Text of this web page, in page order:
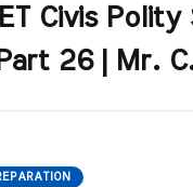
Civis
26 | Mr.